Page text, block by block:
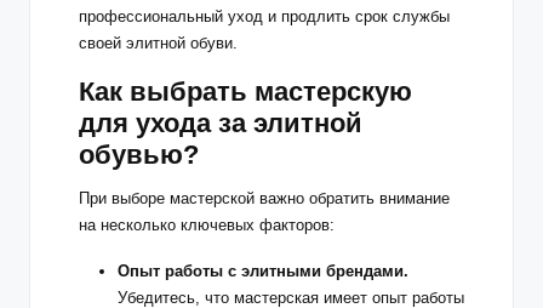
профессиональный уход и продлить срок службы
своей элитной обуви.
Как выбрать мастерскую
для ухода за элитной
обувью?
При выборе мастерской важно обратить внимание
на несколько ключевых факторов:
Опыт работы с элитными брендами.
Убедитесь, что мастерская имеет опыт работы